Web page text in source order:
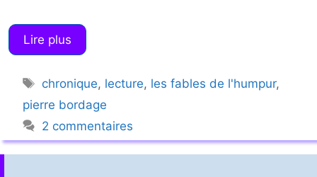
Lire plus
Étiquettes
chronique, lecture, les fables de l'humpur,
pierre bordage
2 commentaires